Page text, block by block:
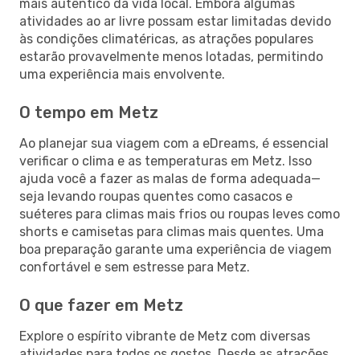
mais autêntico da vida local. Embora algumas
atividades ao ar livre possam estar limitadas devido
às condições climatéricas, as atrações populares
estarão provavelmente menos lotadas, permitindo
uma experiência mais envolvente.
O tempo em Metz
Ao planejar sua viagem com a eDreams, é essencial
verificar o clima e as temperaturas em Metz. Isso
ajuda você a fazer as malas de forma adequada—
seja levando roupas quentes como casacos e
suéteres para climas mais frios ou roupas leves como
shorts e camisetas para climas mais quentes. Uma
boa preparação garante uma experiência de viagem
confortável e sem estresse para Metz.
O que fazer em Metz
Explore o espírito vibrante de Metz com diversas